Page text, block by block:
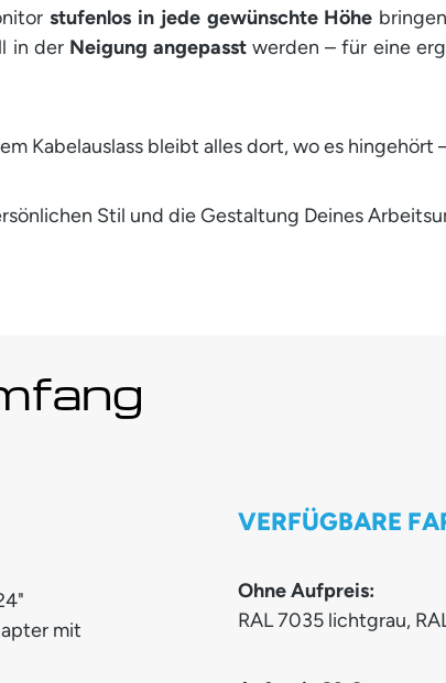
stufenlos in jede gewünschte Höhe
in der Neigung angepasst werden – für eine
Kabelauslass bleibt alles dort, wo es hingehört
Stil und die Gestaltung Deines
mit
VERFÜGBARE
Ohne Aufpreis:
RAL 7035 lichtgrau,